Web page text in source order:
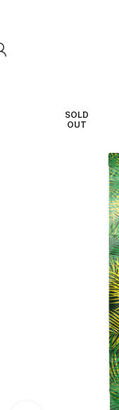
SOLD
OUT